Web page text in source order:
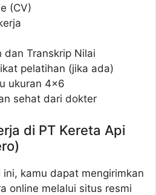
(CV)
dan Transkrip Nilai
pelatihan (jika ada)
ukuran 4×6
sehat dari dokter
di PT Kereta Api
kamu dapat mengirimkan
online melalui situs resmi